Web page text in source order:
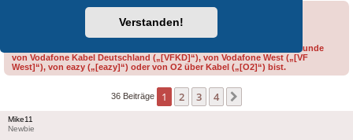
Verstanden!
Bitte gib bei der Erstellung eines Threads im Feld „Präfix“ an, ob du Kunde
von Vodafone Kabel Deutschland („[VFKD]“), von Vodafone West („[VF
West]“), von eazy („[eazy]“) oder von O2 über Kabel („[O2]“) bist.
36 Beiträge 1 2 3 4
Mike11
Newbie